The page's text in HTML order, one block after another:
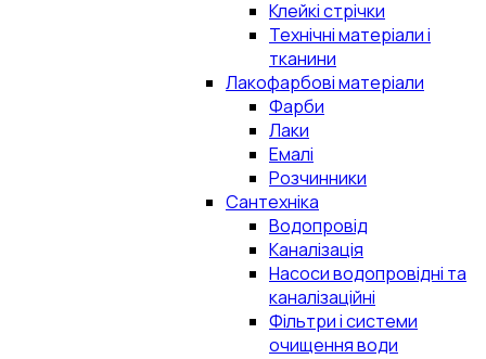
Клейкі стрічки
Технічні матеріали і
тканини
Лакофарбові матеріали
Фарби
Лаки
Емалі
Розчинники
Сантехніка
Водопровід
Каналізація
Насоси водопровідні та
каналізаційні
Фільтри і системи
очищення води